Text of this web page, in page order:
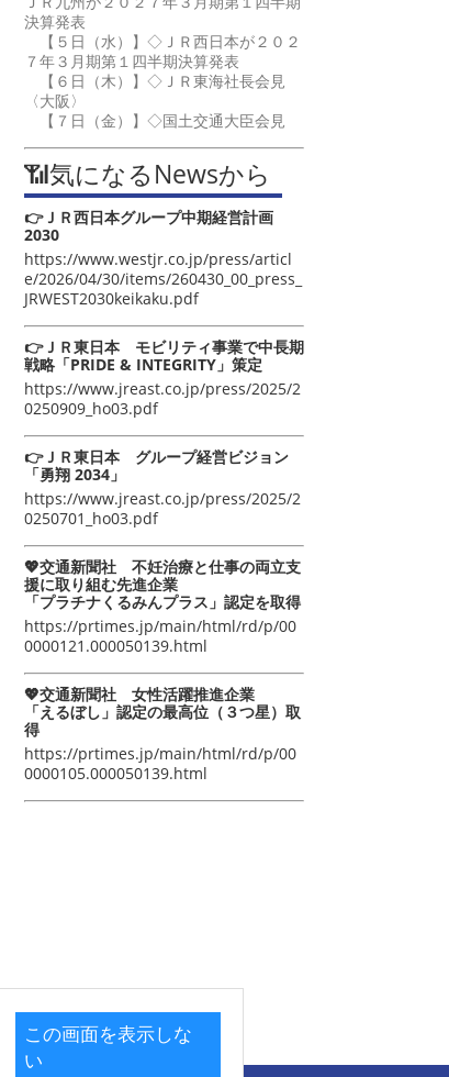
この画面を表示しな
い
決算発表
【５日（水）】◇ＪＲ西日本が２０２
７年３月期第１四半期決算発表
【６日（木）】◇ＪＲ東海社長会見
〈大阪〉
【７日（金）】◇国土交通大臣会見
📶気になるNewsから
👉ＪＲ西日本グループ中期経営計画
2030
https://www.westjr.co.jp/press/articl
e/2026/04/30/items/260430_00_press_
JRWEST2030keikaku.pdf
👉ＪＲ東日本 モビリティ事業で中長期
戦略「PRIDE & INTEGRITY」策定
https://www.jreast.co.jp/press/2025/2
0250909_ho03.pdf
👉ＪＲ東日本 グループ経営ビジョン
「勇翔 2034」
https://www.jreast.co.jp/press/2025/2
0250701_ho03.pdf
💖交通新聞社 不妊治療と仕事の両立支
援に取り組む先進企業
「プラチナくるみんプラス」認定を取得
https://prtimes.jp/main/html/rd/p/00
0000121.000050139.html
💖交通新聞社 女性活躍推進企業
「えるぼし」認定の最高位（３つ星）取
得
https://prtimes.jp/main/html/rd/p/00
0000105.000050139.html